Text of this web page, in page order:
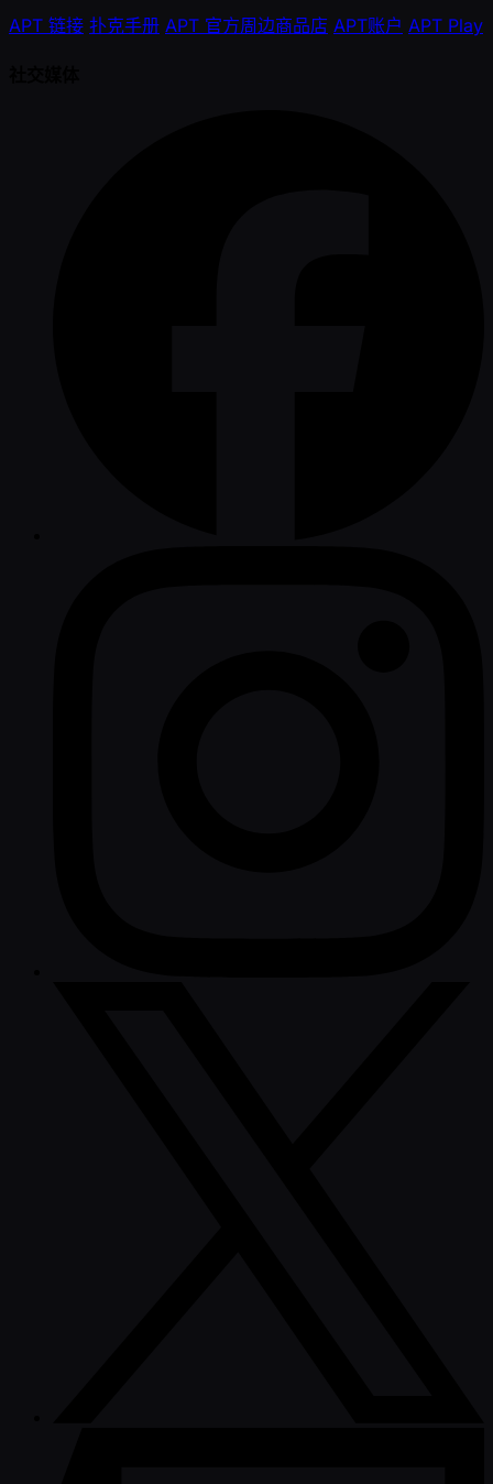
APT 链接 扑克手册 APT 官方周边商品店 APT账户 APT Play